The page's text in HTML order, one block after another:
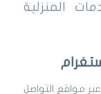
المنزلية
مواقع التواصل